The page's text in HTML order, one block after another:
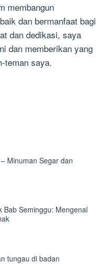
membangun
dan bermanfaat bagi
dan dedikasi, saya
dan memberikan yang
teman saya.
Minuman Segar dan
Bab Seminggu: Mengenal
tungau di badan